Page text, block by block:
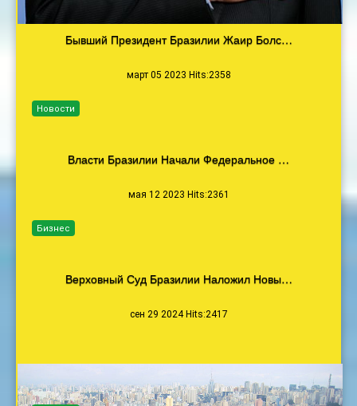
Бывший Президент Бразилии Жаир Болс…
март 05 2023 Hits:2358
Власти Бразилии Начали Федеральное …
мая 12 2023 Hits:2361
Новости
Верховный Суд Бразилии Наложил Новы…
сен 29 2024 Hits:2417
Бизнес